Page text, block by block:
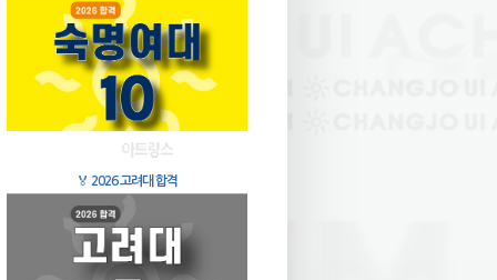
🏅 2026 고려대 합격